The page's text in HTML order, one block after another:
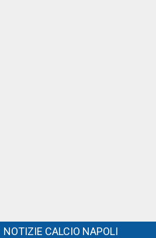
NOTIZIE CALCIO NAPOLI